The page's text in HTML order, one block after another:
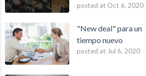
posted at Oct 6, 2020
"New deal" para un
tiempo nuevo
posted at Jul 6, 2020